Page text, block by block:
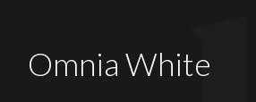
Omnia White